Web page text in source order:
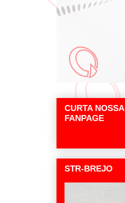
CURTA NOSSA
FANPAGE
STR-BREJO